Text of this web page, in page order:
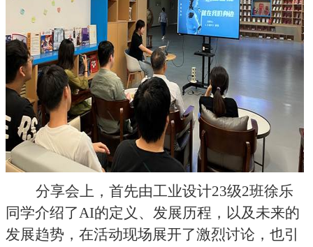
分享会上，首先由工业设计23级2班徐乐
同学介绍了AI的定义、发展历程，以及未来的
发展趋势，在活动现场展开了激烈讨论，也引